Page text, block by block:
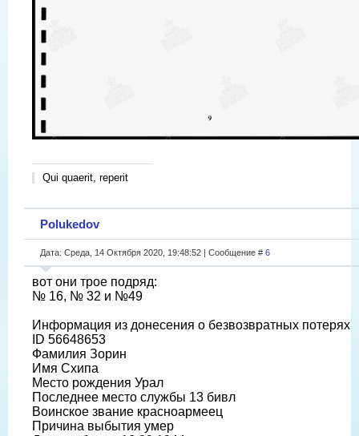
Qui quaerit, reperit
Polukedov
Дата: Среда, 14 Октября 2020, 19:48:52 | Сообщение # 6
вот они трое подряд:
№ 16, № 32 и №49
Информация из донесения о безвозвратных потерях
ID 56648653
Фамилия Зорин
Имя Схипа
Место рождения Урал
Последнее место службы 13 бивл
Воинское звание красноармеец
Причина выбытия умер